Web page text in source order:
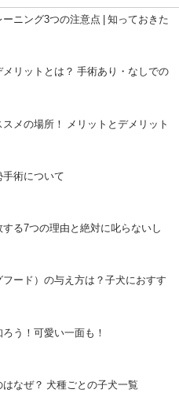
ニング3つの注意点 | 知っておきた
リットとは？ 手術あり・なしでの
メの場所！ メリットとデメリット
術について
る7つの理由と絶対に叱らないし
ード）の与え方は？子犬におすす
う！可愛い一面も！
なぜ？ 犬種ごとの子犬一覧